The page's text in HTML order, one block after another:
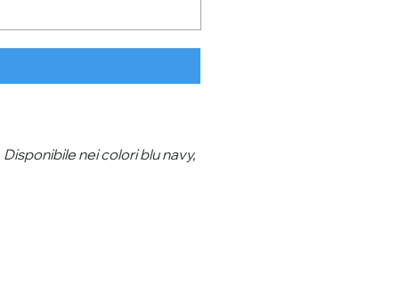
nei colori blu navy,